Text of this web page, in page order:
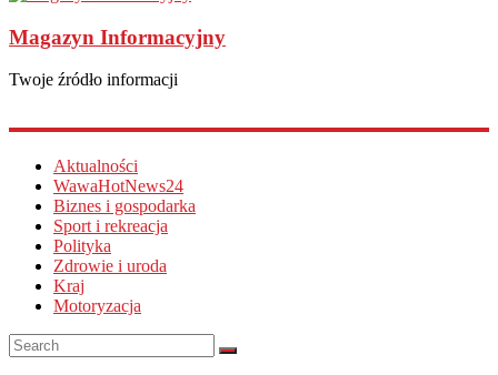
Magazyn Informacyjny
Twoje źródło informacji
Aktualności
WawaHotNews24
Biznes i gospodarka
Sport i rekreacja
Polityka
Zdrowie i uroda
Kraj
Motoryzacja